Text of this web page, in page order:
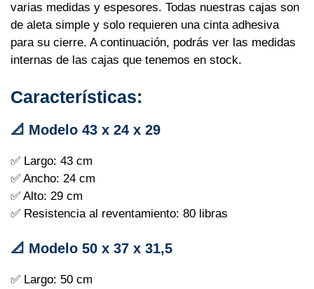
varias medidas y espesores. Todas nuestras cajas son
de aleta simple y solo requieren una cinta adhesiva
para su cierre. A continuación, podrás ver las medidas
internas de las cajas que tenemos en stock.
Características:
📐 Modelo 43 x 24 x 29
✅ Largo: 43 cm
✅ Ancho: 24 cm
✅ Alto: 29 cm
✅ Resistencia al reventamiento: 80 libras
📐 Modelo 50 x 37 x 31,5
✅ Largo: 50 cm